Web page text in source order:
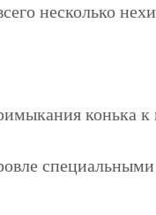
несколько
конька к
специальными